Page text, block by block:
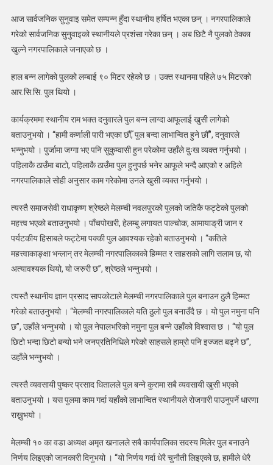
आज सार्वजनिक सुनुवाइ समेत सम्पन्न हुँदा स्थानीय हर्षित भएका छन् । नगरपालिकाले
गरेको सार्वजनिक सुनुवाइको स्थानीयले प्रशंसा गरेका छन् । अब छिटै नै पुलको ठेक्का
खुल्ने नगरपालिकाले जनाएको छ ।
हाल बन्न लागेको पुलको लम्बाई ९० मिटर रहेको छ । उक्त स्थानमा पहिले ७५ मिटरको
आर.सि.सि. पुल थियो ।
कार्यक्रममा स्थानीय राम भक्त दनुवारले पुल बन्न लाग्दा आफूलाई खुसी लागेको
बताउनुभयो । “हामी कर्णाली पारी भएका छौँ, पुल बन्दा लाभान्वित हुने छौँ”, दनुवारले
भन्नुभयो । पुर्जामा जग्गा भए पनि सुकुम्वासी हुन परेकोमा उहाँले दुःख व्यक्त गर्नुभयो ।
पहिलाकै ठाउँमा बाटो, पहिलाकै ठाउँमा पुल हुनुपर्छ भनेर आफूले भन्दै आएको र अहिले
नगरपालिकाले सोही अनुसार काम गरेकोमा उनले खुसी व्यक्त गर्नुभयो ।
त्यस्तै समाजसेवी राधाकृष्ण श्रेष्ठले मेलम्ची नवलपुरको पुलको जतिकै फट्टेको पुलको
महत्त्व भएको बताउनुभयो । पाँचपोखरी, हेलम्बु लगायत पाल्चोक, आमायाङ्री जान र
पर्यटकीय हिसाबले फट्टेमा पक्की पुल आवश्यक रहेको बताउनुभयो । “कतिले
महत्त्वाकाङ्क्षा भन्लान् तर मेलम्ची नगरपालिकाको हिम्मत र साहसको लागि सलाम छ, यो
अत्यावश्यक थियो, यो जरुरी छ”, श्रेष्ठले भन्नुभयो ।
त्यस्तै स्थानीय ज्ञान प्रसाद सापकोटाले मेलम्ची नगरपालिकाले पुल बनाउन ठुलै हिम्मत
गरेको बताउनुभयो । “मेलम्ची नगरपालिकाले यति ठुलो पुल बनाउँदै छ । यो पुल नमुना पनि
छ”, उहाँले भन्नुभयो । यो पुल नेपालभरिको नमुना पुल बन्ने उहाँको विश्वास छ । “यो पुल
छिटो भन्दा छिटो बन्यो भने जनप्रतिनिधिले गरेको साहसले हाम्रो पनि इज्जत बढ्ने छ”,
उहाँले भन्नुभयो ।
त्यस्तै व्यवसायी पुष्कर प्रसाद धितालले पुल बन्ने कुरामा सबै व्यवसायी खुसी भएको
बताउनुभयो । यस पुलमा काम गर्दा यहाँको लाभान्वित स्थानीयले रोजगारी पाउनुपर्ने धारणा
राख्नुभयो ।
मेलम्ची १० का वडा अध्यक्ष अमृत खनालले सबै कार्यपालिका सदस्य मिलेर पुल बनाउने
निर्णय लिइएको जानकारी दिनुभयो । “यो निर्णय गर्दा धेरै चुनौती लिइएको छ, हामीले धेरै